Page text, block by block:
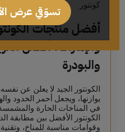
كونتور
أفضل منتجات
والإمارات: أفضل
والبودرة
الكونتور الجيد لا يعلن عن
يوازنها، ويجعل أحمر الخدود
في المناخات الحارة
الكونتور الأفضل بين مطابقة
وقوامات مناسبة للمناخ،
تسوّقي عرض